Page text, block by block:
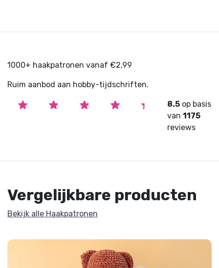
1000+ haakpatronen vanaf €2,99
Ruim aanbod aan hobby-tijdschriften.
8.5 op basis
van1175
reviews
Vergelijkbare producten
Bekijk alle Haakpatronen